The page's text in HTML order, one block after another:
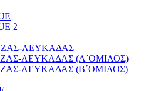
2
ΛΕΥΚΑΔΑΣ
ΛΕΥΚΑΔΑΣ (Α΄ΟΜΙΛΟΣ)
ΛΕΥΚΑΔΑΣ (Β΄ΟΜΙΛΟΣ)